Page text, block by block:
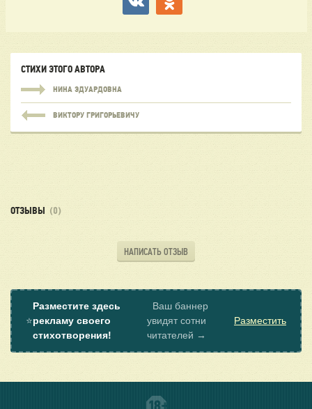
СТИХИ ЭТОГО АВТОРА
НИНА ЭДУАРДОВНА
ВИКТОРУ ГРИГОРЬЕВИЧУ
ОТЗЫВЫ (0)
НАПИСАТЬ ОТЗЫВ
⭐
Разместите здесь
рекламу своего
стихотворения!
Ваш баннер
увидят сотни
читателей →
Разместить